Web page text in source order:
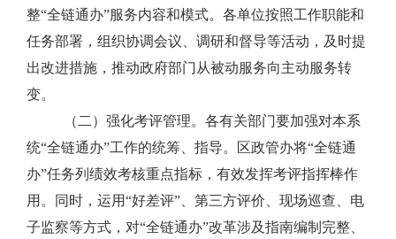
整“全链通办”服务内容和模式。各单位按照工作职能和
任务部署，组织协调会议、调研和督导等活动，及时提
出改进措施，推动政府部门从被动服务向主动服务转
变。
（二）强化考评管理。 各有关部门要加强对本系
统“全链通办”工作的统筹、指导。区政管办将“全链通
办”任务列绩效考核重点指标，有效发挥考评指挥棒作
用。同时，运用“好差评” 、第三方评价、现场巡查、电
子监察等方式，对“全链通办”改革涉及指南编制完整、